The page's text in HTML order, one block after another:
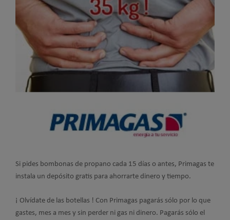
Si pides bombonas de propano cada 15 días o antes, Primagas te
instala un depósito gratis para ahorrarte dinero y tiempo.
¡ Olvídate de las botellas ! Con Primagas pagarás sólo por lo que
gastes, mes a mes y sin perder ni gas ni dinero. Pagarás sólo el